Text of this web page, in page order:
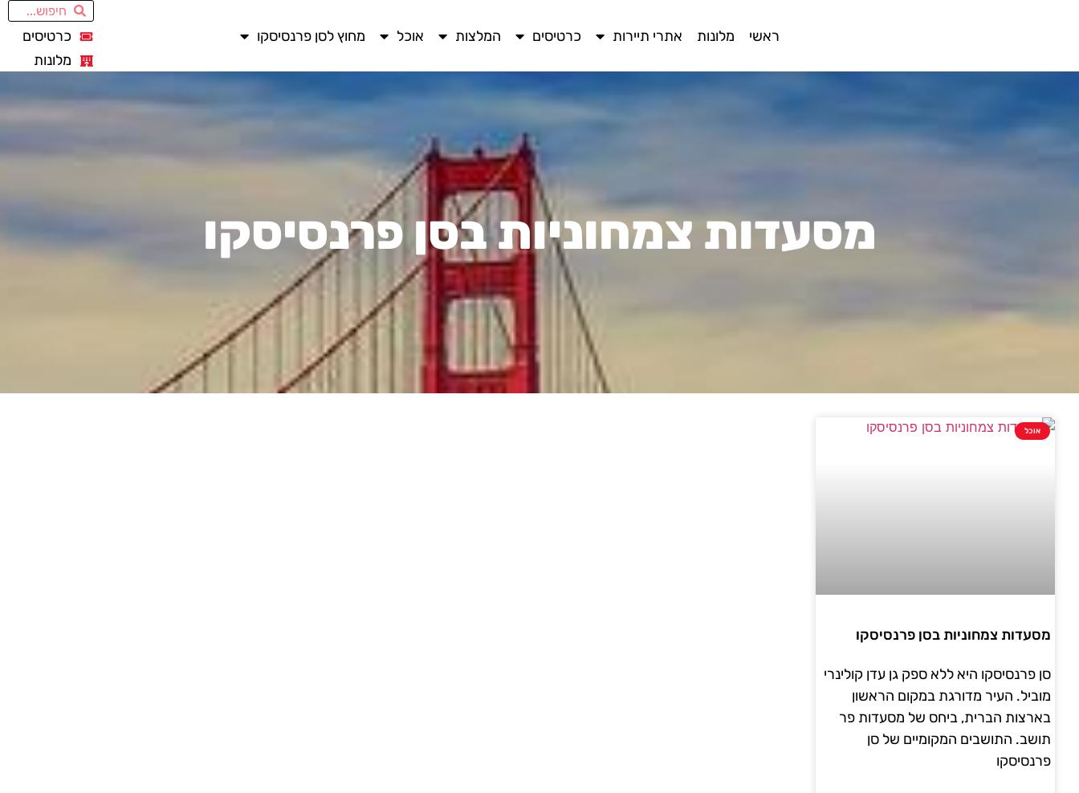
ראשי מלונות אתרי תיירות כרטיסים המלצות אוכל מחוץ לסן פרנסיסקו
כרטיסים
מלונות
מסעדות צמחוניות בסן פרנסיסקו
אוכל
מסעדות צמחוניות בסן פרנסיסקו
סן פרנסיסקו היא ללא ספק גן עדן קולינרי
מוביל. העיר מדורגת במקום הראשון
בארצות הברית, ביחס של מסעדות פר
תושב. התושבים המקומיים של סן
פרנסיסקו